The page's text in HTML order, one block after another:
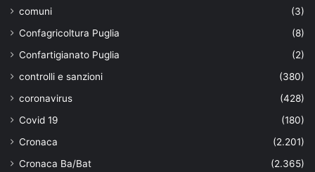
comuni
(3)
Confagricoltura Puglia
(8)
Confartigianato Puglia
(2)
controlli e sanzioni
(380)
coronavirus
(428)
Covid 19
(180)
Cronaca
(2.201)
Cronaca Ba/Bat
(2.365)